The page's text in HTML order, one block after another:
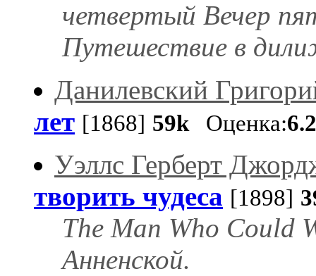
четвертый Вечер
Путешествие в
Данилевский
лет [1868] 59kОценка:
Уэллс Герберт
творить чудеса [1898]
The Man Who Could
Анненской.